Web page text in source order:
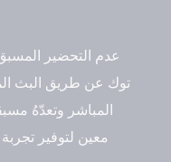
عدم التحضير
توك عن طريق البث
المباشر وتعدّهُ
معين لتوفير